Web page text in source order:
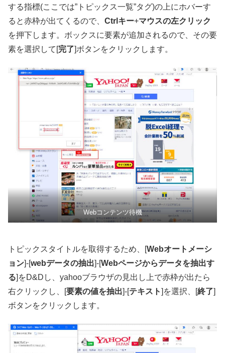
する指標(ここでは”トピックス一覧”タグ)の上にホバーす
ると赤枠が出てくるので、 Ctrlキー+マウスの左クリック
を押下します。ボックスに要素が追加されるので、その要
素を選択して[完了]ボタンをクリックします。
Webコンテンツ待機
トピックスタイトルを取得するため、[Webオートメーシ
ョン]-[webデータの抽出]-[Webページからデータを抽出す
る]をD&Dし、yahooブラウザの見出し上で赤枠が出たら
右クリックし、[要素の値を抽出]-[テキスト]を選択、[終了]
ボタンをクリックします。